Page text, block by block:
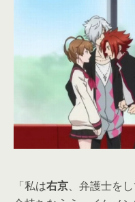
「私は右京、弁護士を